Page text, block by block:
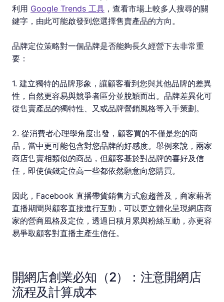
利用 Google Trends 工具 ，查看市場上較多人搜尋的關
鍵字，由此可能啟發到您選擇售賣產品的方向。
品牌定位策略對一個品牌是否能夠長久經營下去非常重
要：
1. 建立獨特的品牌形象，讓顧客看到您與其他品牌的差異
性，自然更容易與競爭者區分並脫穎而出。品牌差異化可
從售賣產品的獨特性、又或品牌營銷風格等入手策劃。
2. 從消費者心理學角度出發，顧客買的不僅是您的商
品，當中更可能包含對您品牌的好感度。舉例來說，兩家
商店售賣相類似的商品，但顧客基於對品牌的喜好及信
任，即使價錢定位高一些都依然願意向您購買。
因此，Facebook 直播帶貨銷售方式愈趨普及，商家藉著
直播期間與顧客直接進行互動，可以更立體化呈現網店商
家的營商風格及定位，透過日積月累與粉絲互動，亦更容
易爭取顧客對直播主產生信任。
開網店創業必知（2）：注意開網店
流程及計算成本